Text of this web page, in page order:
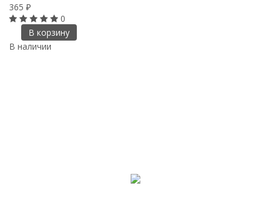
365 ₽
0
В корзину
В наличии